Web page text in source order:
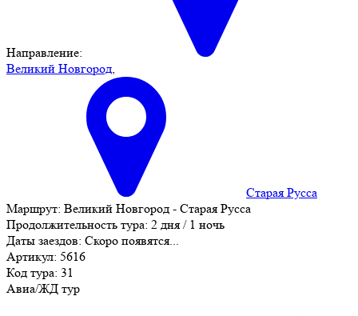
Направление:
Великий Новгород,
Старая Русса
Маршрут: Великий Новгород - Старая Русса
Продолжительность тура: 2 дня / 1 ночь
Даты заездов: Скоро появятся...
Артикул: 5616
Код тура: 31
Авиа/ЖД тур